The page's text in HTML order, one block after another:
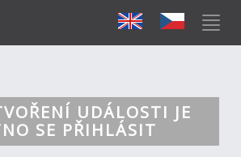
UDÁLOSTI JE
SE PŘIHLÁSIT